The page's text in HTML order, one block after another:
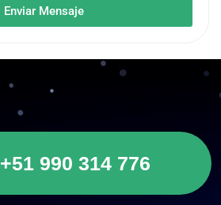
Enviar Mensaje
+51 990 314 776